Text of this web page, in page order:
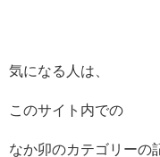
気になる人は、
このサイト内での
なか卯のカテゴリーの